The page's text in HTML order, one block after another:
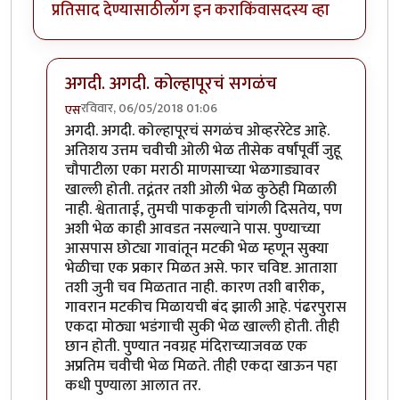
प्रतिसाद देण्यासाठीलॉग इन कराकिंवासदस्य व्हा
अगदी. अगदी. कोल्हापूरचं सगळंच
एसरविवार, 06/05/2018 01:06
In reply toही पाकृ एकदा घरी करुन बघायला पाहीजे
अगदी. अगदी. कोल्हापूरचं सगळंच ओव्हररेटेड आहे.
अतिशय उत्तम चवीची ओली भेळ तीसेक वर्षांपूर्वी जुहू
चौपाटीला एका मराठी माणसाच्या भेळगाड्यावर
खाल्ली होती. तद्नंतर तशी ओली भेळ कुठेही मिळाली
नाही. श्वेताताई, तुमची पाककृती चांगली दिसतेय, पण
अशी भेळ काही आवडत नसल्याने पास. पुण्याच्या
आसपास छोट्या गावांतून मटकी भेळ म्हणून सुक्या
भेळीचा एक प्रकार मिळत असे. फार चविष्ट. आताशा
तशी जुनी चव मिळतात नाही. कारण तशी बारीक,
गावरान मटकीच मिळायची बंद झाली आहे. पंढरपुरास
एकदा मोठ्या भडंगाची सुकी भेळ खाल्ली होती. तीही
छान होती. पुण्यात नवग्रह मंदिराच्याजवळ एक
अप्रतिम चवीची भेळ मिळते. तीही एकदा खाऊन पहा
कधी पुण्याला आलात तर.